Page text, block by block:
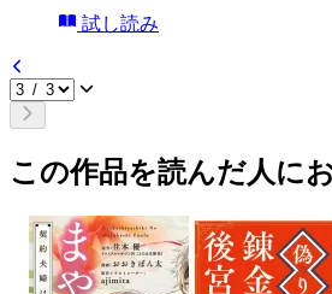
試し読み
この作品を読んだ人に